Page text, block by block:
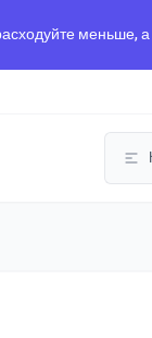
меньше,